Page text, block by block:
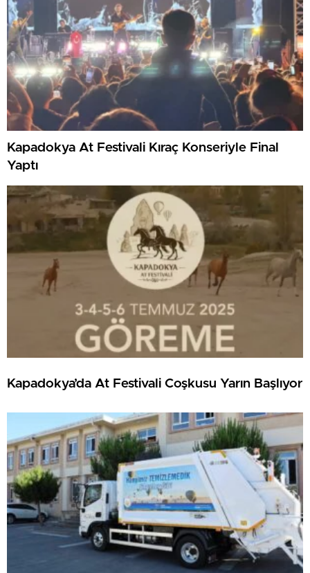
Kapadokya At Festivali Kıraç Konseriyle Final
Yaptı
Kapadokya’da At Festivali Coşkusu Yarın Başlıyor